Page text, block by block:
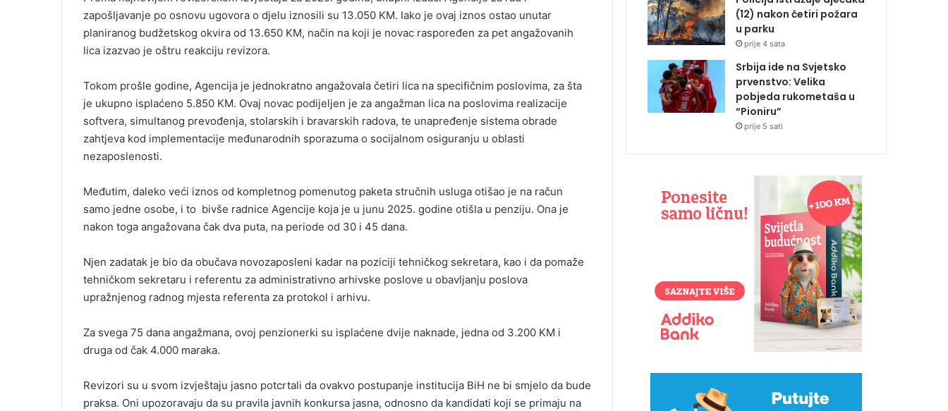
zapošljavanje po osnovu ugovora o djelu iznosili su 13.050 KM. Iako je ovaj iznos ostao unutar
planiranog budžetskog okvira od 13.650 KM, način na koji je novac raspoređen za pet angažovanih
lica izazvao je oštru reakciju revizora.
Tokom prošle godine, Agencija je jednokratno angažovala četiri lica na specifičnim poslovima, za šta
je ukupno isplaćeno 5.850 KM. Ovaj novac podijeljen je za angažman lica na poslovima realizacije
softvera, simultanog prevođenja, stolarskih i bravarskih radova, te unapređenje sistema obrade
zahtjeva kod implementacije međunarodnih sporazuma o socijalnom osiguranju u oblasti
nezaposlenosti.
Međutim, daleko veći iznos od kompletnog pomenutog paketa stručnih usluga otišao je na račun
samo jedne osobe, i to bivše radnice Agencije koja je u junu 2025. godine otišla u penziju. Ona je
nakon toga angažovana čak dva puta, na periode od 30 i 45 dana.
Njen zadatak je bio da obučava novozaposleni kadar na poziciji tehničkog sekretara, kao i da pomaže
tehničkom sekretaru i referentu za administrativno arhivske poslove u obavljanju poslova
upražnjenog radnog mjesta referenta za protokol i arhivu.
Za svega 75 dana angažmana, ovoj penzionerki su isplaćene dvije naknade, jedna od 3.200 KM i
druga od čak 4.000 maraka.
Revizori su u svom izvještaju jasno potcrtali da ovakvo postupanje institucija BiH ne bi smjelo da bude
praksa. Oni upozoravaju da su pravila javnih konkursa jasna, odnosno da kandidati koji se primaju na
(12) nakon četiri požara
u parku
prije 4 sata
Srbija ide na Svjetsko
prvenstvo: Velika
pobjeda rukometaša u
“Pioniru”
prije 5 sati